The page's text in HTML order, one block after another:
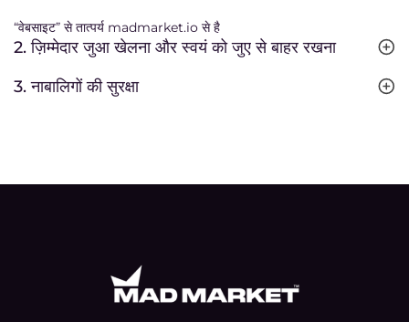
“वेबसाइट” से तात्पर्य madmarket.io से है
2. ज़िम्मेदार जुआ खेलना और स्वयं को जुए से बाहर रखना
3. नाबालिगों की सुरक्षा